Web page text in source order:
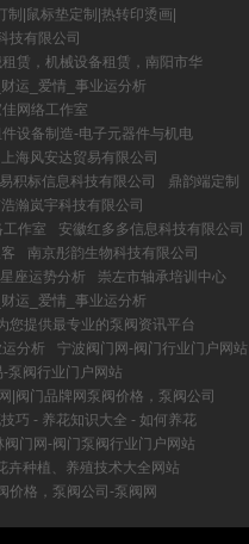
|鼠标垫定制|热转印烫画|
技有限公司
赁，机械设备租赁，南阳市华
运_爱情_事业运分析
网络工作室
设备制造-电子元器件与机电
上海风安达贸易有限公司
积标信息科技有限公司
鼎韵端定制
瀚岚宇科技有限公司
作室
安徽红多多信息科技有限公司
南京彤韵生物科技有限公司
座运势分析
崇左市轴承培训中心
运_爱情_事业运分析
您提供最专业的泵阀资讯平台
分析
宁波阀门网-阀门行业门户网站
泵阀行业门户网站
|阀门品牌网泵阀价格，泵阀公司
巧 - 养花知识大全 - 如何养花
阀门网-阀门泵阀行业门户网站
卉种植、养殖技术大全网站
价格，泵阀公司-泵阀网